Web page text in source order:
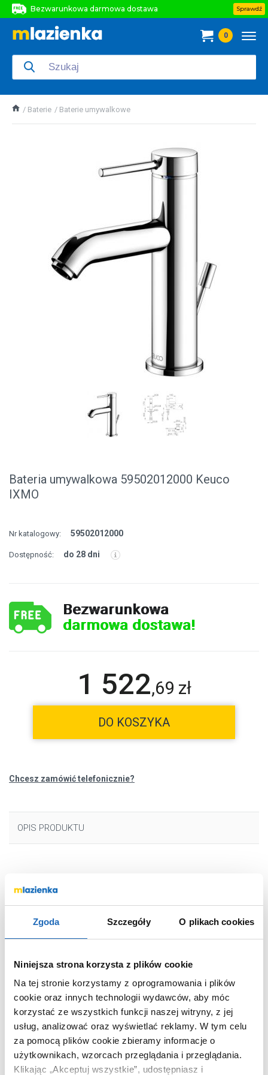
Zgoda Szczegóły O plikach cookies
Niniejsza strona korzysta z plików cookie
Na tej stronie korzystamy z oprogramowania i plików
cookie oraz innych technologii wydawców, aby móc
korzystać ze wszystkich funkcji naszej witryny, z jej
usług, analizować oraz wyświetlać reklamy. W tym celu
za pomocą plików cookie zbieramy informacje o
użytkownikach, wzorcach przeglądania i przeglądania.
Klikając „Akceptuj wszystkie”, udostępniasz i
Bezwarunkowa darmowa dostawa
Bezwarunkowa darmowa dostawa
Sprawdź
0
Baterie Baterie umywalkowe
Bateria umywalkowa 59502012000 Keuco
IXMO
Nr katalogowy: 59502012000
Dostępność: do 28 dni
Bezwarunkowa
darmowa dostawa!
1 522,69 zł
DO KOSZYKA
Chcesz zamówić telefonicznie?
OPIS PRODUKTU
Seria
Rodzaj
zwykła
Wyposażenie
z korkiem
Rodzaj wylewki
stała
Kolor
chrom
Termostat
bez termostatu
Kod EAN
4017214851959